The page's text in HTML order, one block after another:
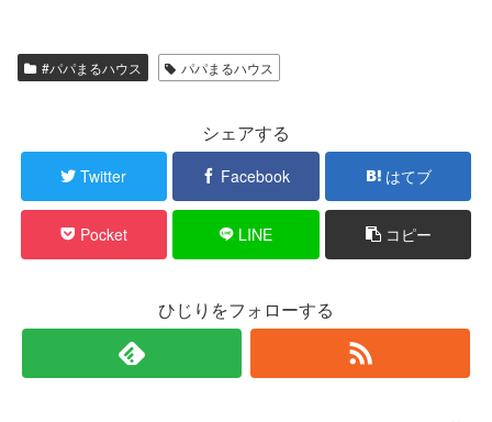
#パパまるハウス パパまるハウス
シェアする
Twitter Facebook はてブ
Pocket LINE コピー
ひじりをフォローする